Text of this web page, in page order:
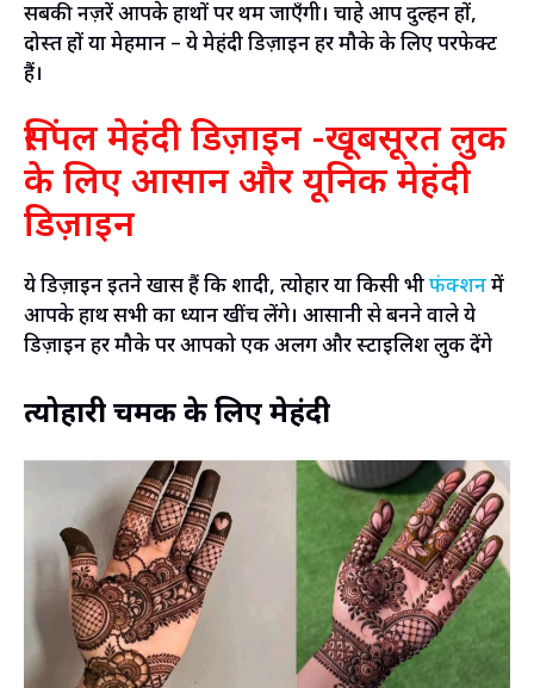
सबकी नज़रें आपके हाथों पर थम जाएँगी। चाहे आप दुल्हन हों,
दोस्त हों या मेहमान – ये मेहंदी डिज़ाइन हर मौके के लिए परफेक्ट
हैं।
सिंपल मेहंदी डिज़ाइन -खूबसूरत लुक
के लिए आसान और यूनिक मेहंदी
डिज़ाइन
ये डिज़ाइन इतने खास हैं कि शादी, त्योहार या किसी भीफंक्शनमें
आपके हाथ सभी का ध्यान खींच लेंगे। आसानी से बनने वाले ये
डिज़ाइन हर मौके पर आपको एक अलग और स्टाइलिश लुक देंगे
त्योहारी चमक के लिए मेहंदी